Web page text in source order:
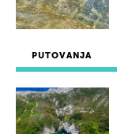
PUTOVANJA